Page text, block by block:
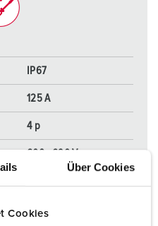
Über Cookies
Cookies
IP67
125 A
4 p
600 - 690 V
hochwärmebeständige